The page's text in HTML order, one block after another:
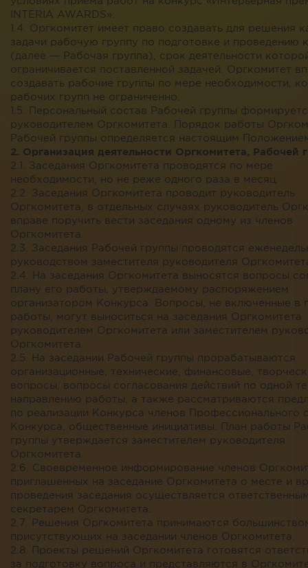
INTERIA AWARDS».
1.4. Оргкомитет имеет право создавать для решения
задачи рабочую группу по подготовке и проведению
(далее — Рабочая группа), срок деятельности
ограничивается поставленной задачей. Оргкомитет
создавать рабочие группы по мере необходимости,
рабочих групп не ограниченно.
1.5. Персональный состав Рабочей группы
руководителем Оргкомитета. Порядок работы
Рабочей группы определяется настоящим
2. Организация деятельности Оргкомитета, Рабочей
2.1. Заседания Оргкомитета проводятся по мере
необходимости, но не реже одного раза в месяц.
2.2. Заседания Оргкомитета проводит руководитель
Оргкомитета, в отдельных случаях руководитель
вправе поручить вести заседания одному из членов
Оргкомитета.
2.3. Заседания Рабочей группы проводятся
руководством заместителя руководителя
2.4. На заседания Оргкомитета выносятся вопросы
плану его работы, утверждаемому распоряжением
организатором Конкурса. Вопросы, не включенные в
работы, могут выноситься на заседания Оргкомитета
руководителем Оргкомитета или заместителем
Оргкомитета.
2.5. На заседании Рабочей группы прорабатываются
организационные, технические, финансовые,
вопросы, вопросы согласования действий по одной
направлению работы, а также рассматриваются
по реализации Конкурса членов Профессионального
Конкурса, общественные инициативы. План работы
группы утверждается заместителем руководителя
Оргкомитета.
2.6. Своевременное информирование членов
приглашенных на заседание Оргкомитета о месте и
проведения заседания осуществляется
секретарем Оргкомитета.
2.7. Решения Оргкомитета принимаются
присутствующих на заседании членов Оргкомитета.
2.8. Проекты решений Оргкомитета готовятся
за подготовку вопроса и представляются в